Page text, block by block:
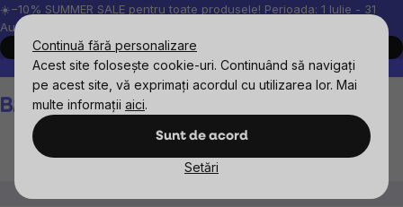
Continuă fără personalizare
Acest site folosește cookie-uri. Continuând să navigați
pe acest site, vă exprimați acordul cu utilizarea lor. Mai
multe informații aici.
Sunt de acord
Setări
Treci
la
conținut
☀️−10% SUMMER SALE pentru toate produsele! Perioada: 1 Iulie - 31
August, 2026.
Cumpără acum
Peste 200.000 de recenzii verificate
Produsele noastre sunt
Coş
de